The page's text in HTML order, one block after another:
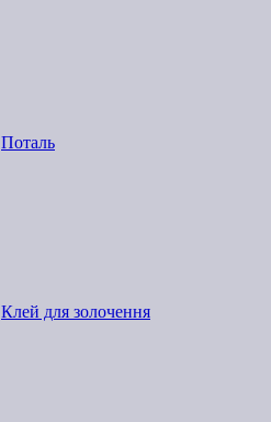
Поталь
Клей для золочення